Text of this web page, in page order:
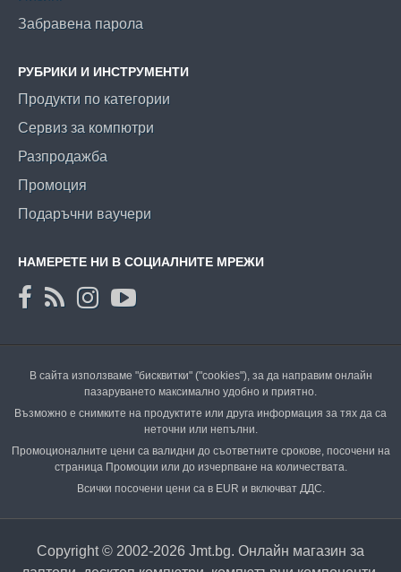
Забравена парола
РУБРИКИ И ИНСТРУМЕНТИ
Продукти по категории
Сервиз за компютри
Разпродажба
Промоция
Подаръчни ваучери
НАМЕРЕТЕ НИ В СОЦИАЛНИТЕ МРЕЖИ
В сайта използваме "бисквитки" ("cookies"), за да направим онлайн
пазаруването максимално удобно и приятно.
Възможно е снимките на продуктите или друга информация за тях да са
неточни или непълни.
Промоционалните цени са валидни до съответните срокове, посочени на
страница Промоции или до изчерпване на количествата.
Всички посочени цени са в EUR и включват ДДС.
Copyright © 2002-2026 Jmt.bg. Онлайн магазин за